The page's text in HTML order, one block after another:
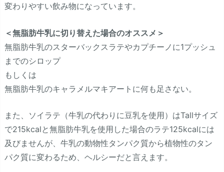
変わりやすい飲み物になっています。
＜無脂肪牛乳に切り替えた場合のオススメ＞
無脂肪牛乳のスターバックスラテやカプチーノに1プッシュ
までのシロップ
もしくは
無脂肪牛乳のキャラメルマキアートに何も足さない。
また、ソイラテ（牛乳の代わりに豆乳を使用）はTallサイズ
で215kcalと無脂肪牛乳を使用した場合のラテ125kcalには
及びませんが、牛乳の動物性タンパク質から植物性のタン
パク質に変わるため、ヘルシーだと言えます。